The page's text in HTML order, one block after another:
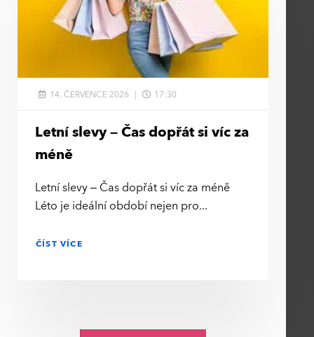
Letní slevy – Čas dopřát si víc za
méně
Letní slevy – Čas dopřát si víc za méně
Léto je ideální období nejen pro
ČÍST VÍCE
14. ČERVENCE 2026 17:30